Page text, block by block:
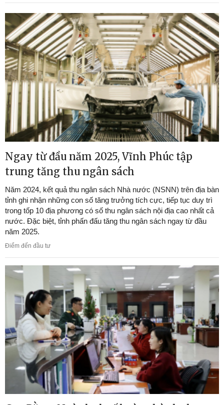
Ngay từ đầu năm 2025, Vĩnh Phúc tập
trung tăng thu ngân sách
Năm 2024, kết quả thu ngân sách Nhà nước (NSNN) trên địa bàn
tỉnh ghi nhận những con số tăng trưởng tích cực, tiếp tục duy trì
trong tốp 10 địa phương có số thu ngân sách nội địa cao nhất cả
nước. Đặc biệt, tỉnh phấn đấu tăng thu ngân sách ngay từ đầu
năm 2025.
Điểm đến đầu tư